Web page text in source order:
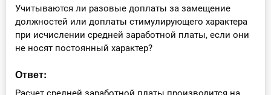
Справочник бухгалтера
Практика ИП
Учитываются ли разовые доплаты за замещение
должностей или доплаты стимулирующего характера
при исчислении средней заработной платы, если они
не носят постоянный характер?
Ответ: